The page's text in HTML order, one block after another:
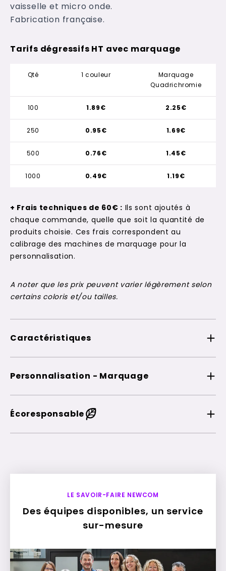
vaisselle et micro onde.
Fabrication française.
Tarifs dégressifs HT avec marquage
Qté 1 couleur
Marquage
Quadrichromie
100
250
500
1000
1.89€
0.95€
0.76€
0.49€
2.25€
1.69€
1.45€
1.19€
+ Frais techniques de 60€ : Ils sont ajoutés à
chaque commande, quelle que soit la quantité de
produits choisie. Ces frais correspondent au
calibrage des machines de marquage pour la
personnalisation.
A noter que les prix peuvent varier légèrement selon
certains coloris et/ou tailles.
Caractéristiques
Personnalisation - Marquage
Écoresponsable
LE SAVOIR-FAIRE NEWCOM
Des équipes disponibles, un service
sur-mesure